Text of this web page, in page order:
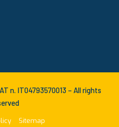
n. IT04793570013 – All rights
Sitemap